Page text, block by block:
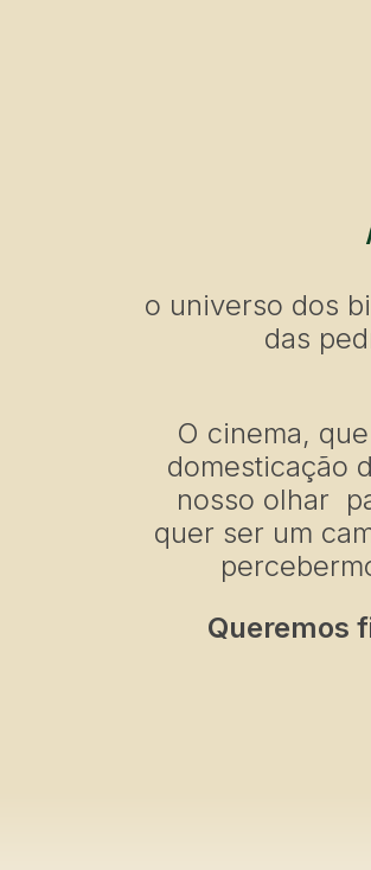
o universo dos
das
O cinema,
domesticação
nosso olhar
quer ser um
Queremos